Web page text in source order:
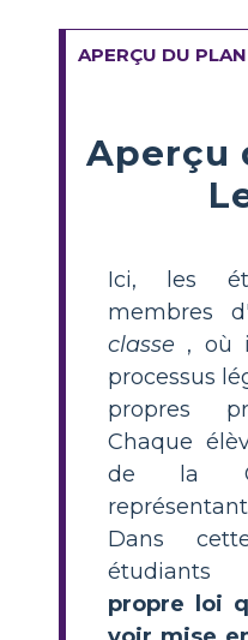
APERÇU DU
Aperçu
Ici, les
membres
classe , où
processus
propres
Chaque
de la
Dans
étudiants
propre loi